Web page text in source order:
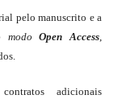
pelo manuscrito e a
modo Open Access,
adicionais